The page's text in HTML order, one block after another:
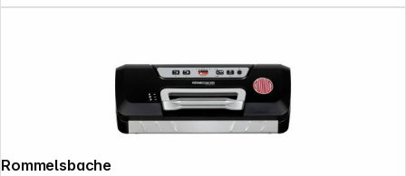
Rommelsbacher VAC 285